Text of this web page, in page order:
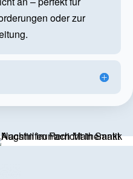
oder zur